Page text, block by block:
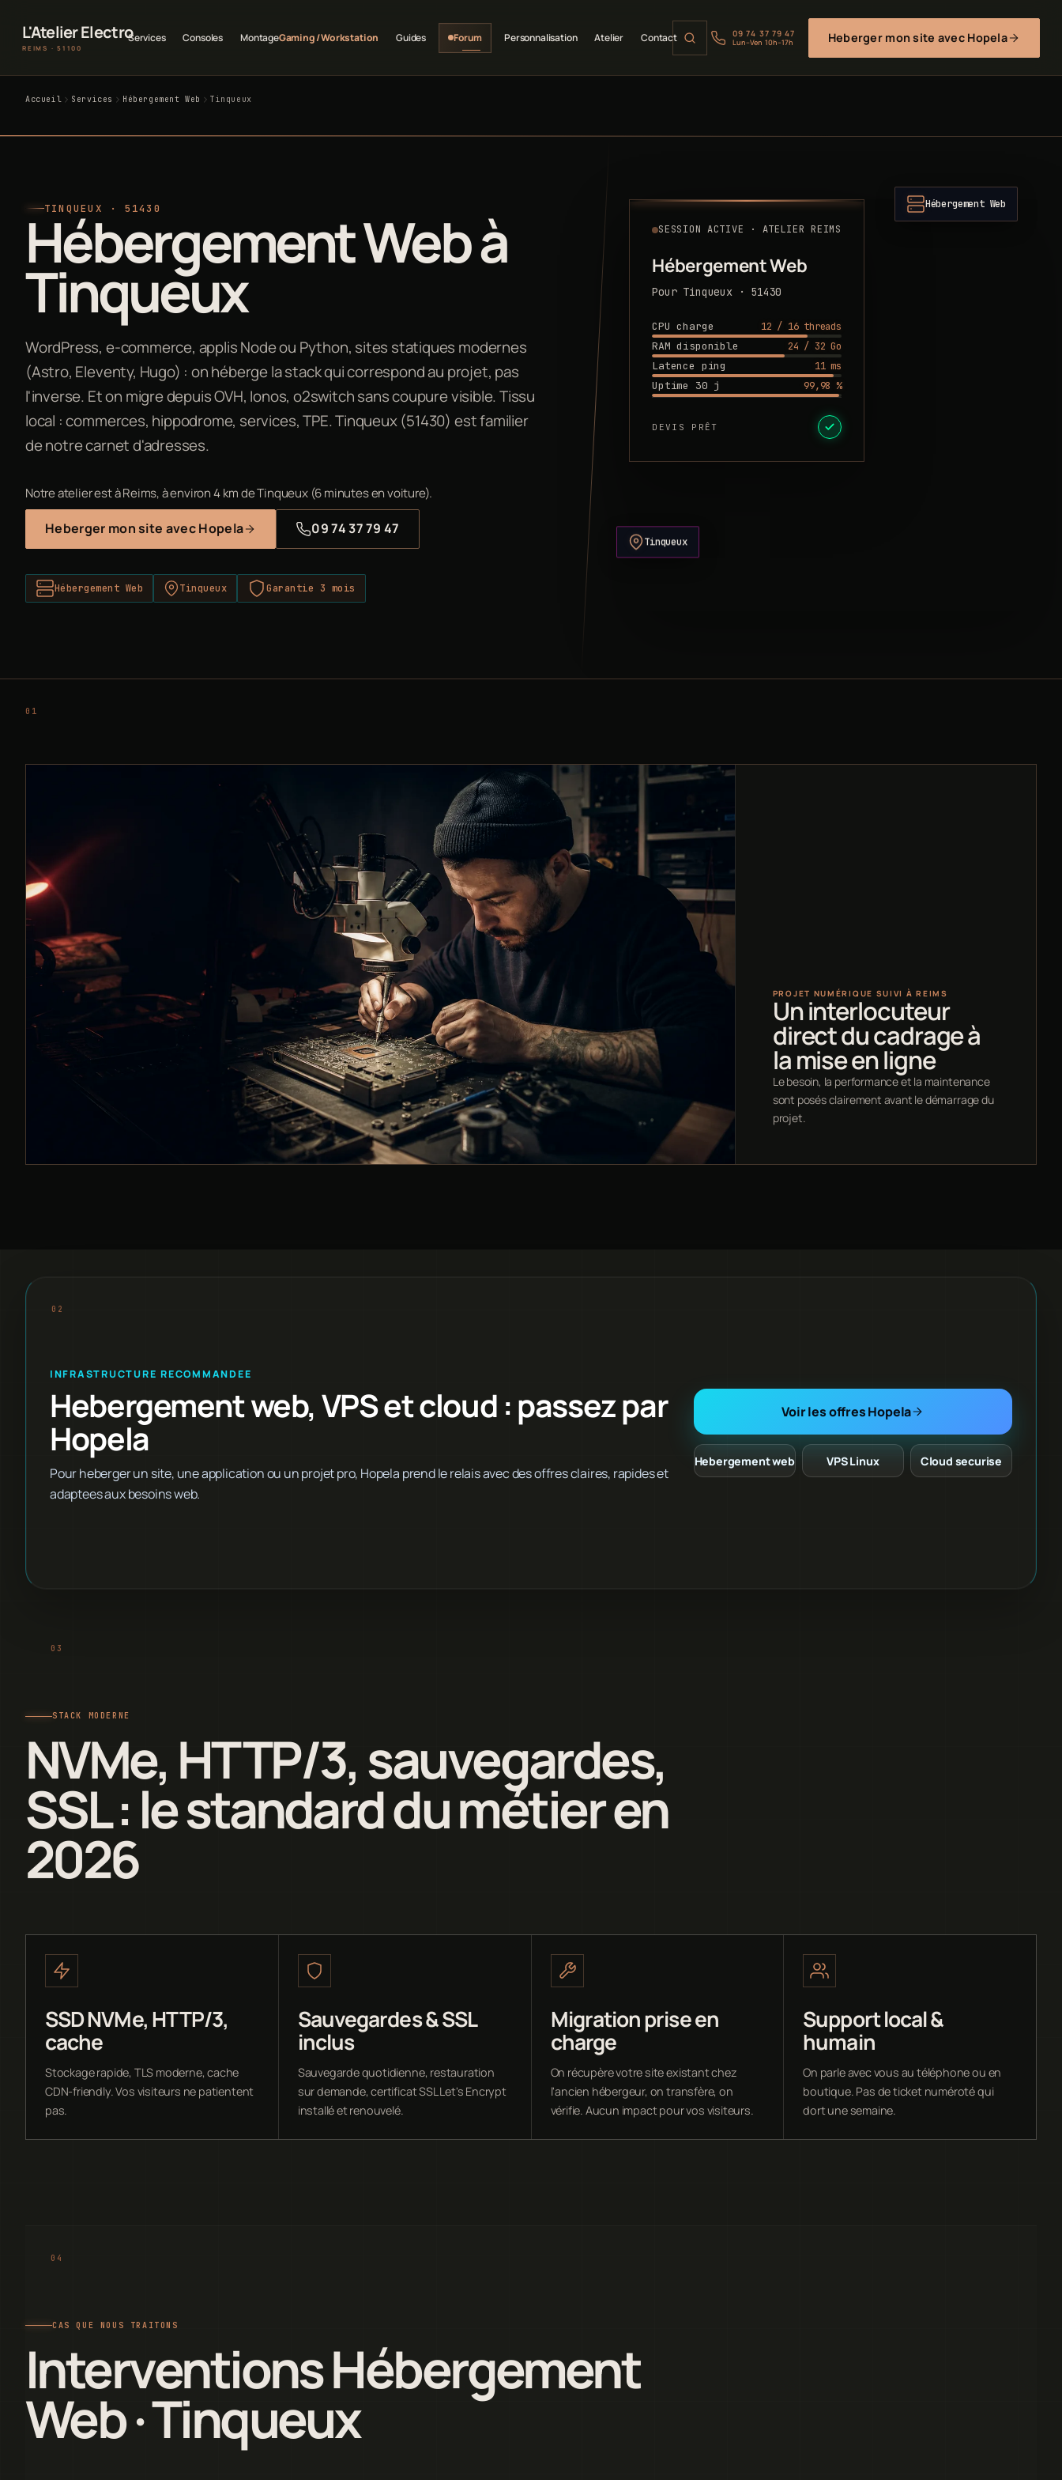
L'Atelier Electro
REIMS · 51100
Services Consoles MontageGaming / Workstation Guides Forum Personnalisation Atelier Contact 09 74 37 79 47
Lun–Ven 10h–17h Heberger mon site avec Hopela
Accueil Services Hébergement Web Tinqueux
TINQUEUX · 51430
Hébergement Web à
Tinqueux
WordPress, e-commerce, applis Node ou Python, sites statiques modernes
(Astro, Eleventy, Hugo) : on héberge la stack qui correspond au projet, pas
l'inverse. Et on migre depuis OVH, Ionos, o2switch sans coupure visible. Tissu
local : commerces, hippodrome, services, TPE. Tinqueux (51430) est familier
de notre carnet d'adresses.
Notre atelier est à Reims, à environ 4 km de Tinqueux (6 minutes en voiture).
Heberger mon site avec Hopela 09 74 37 79 47
Hébergement Web Tinqueux Garantie 3 mois
SESSION ACTIVE · ATELIER REIMS
Hébergement Web
Pour Tinqueux · 51430
CPU charge
12 / 16 threads
RAM disponible
24 / 32 Go
Latence ping
11 ms
Uptime 30 j
99,98 %
DEVIS PRÊT
Hébergement Web
Tinqueux
PROJET NUMÉRIQUE SUIVI À REIMS
Un interlocuteur
direct du cadrage à
la mise en ligne
Le besoin, la performance et la maintenance
sont posés clairement avant le démarrage du
projet.
INFRASTRUCTURE RECOMMANDEE
Hebergement web, VPS et cloud : passez par
Hopela
Pour heberger un site, une application ou un projet pro, Hopela prend le relais avec des offres claires, rapides et
adaptees aux besoins web.
Voir les offres Hopela
Hebergement web VPS Linux Cloud securise
STACK MODERNE
NVMe, HTTP/3, sauvegardes,
SSL : le standard du métier en
2026
SSD NVMe, HTTP/3,
cache
Stockage rapide, TLS moderne, cache
CDN-friendly. Vos visiteurs ne patientent
pas.
Sauvegardes & SSL
inclus
Sauvegarde quotidienne, restauration
sur demande, certificat SSL Let's Encrypt
installé et renouvelé.
Migration prise en
charge
On récupère votre site existant chez
l'ancien hébergeur, on transfère, on
vérifie. Aucun impact pour vos visiteurs.
Support local &
humain
On parle avec vous au téléphone ou en
boutique. Pas de ticket numéroté qui
dort une semaine.
CAS QUE NOUS TRAITONS
Interventions Hébergement
Web · Tinqueux